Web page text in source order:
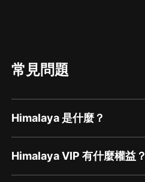
常見問題
Himalaya 是什麼？
Himalaya VIP 有什麼權益？